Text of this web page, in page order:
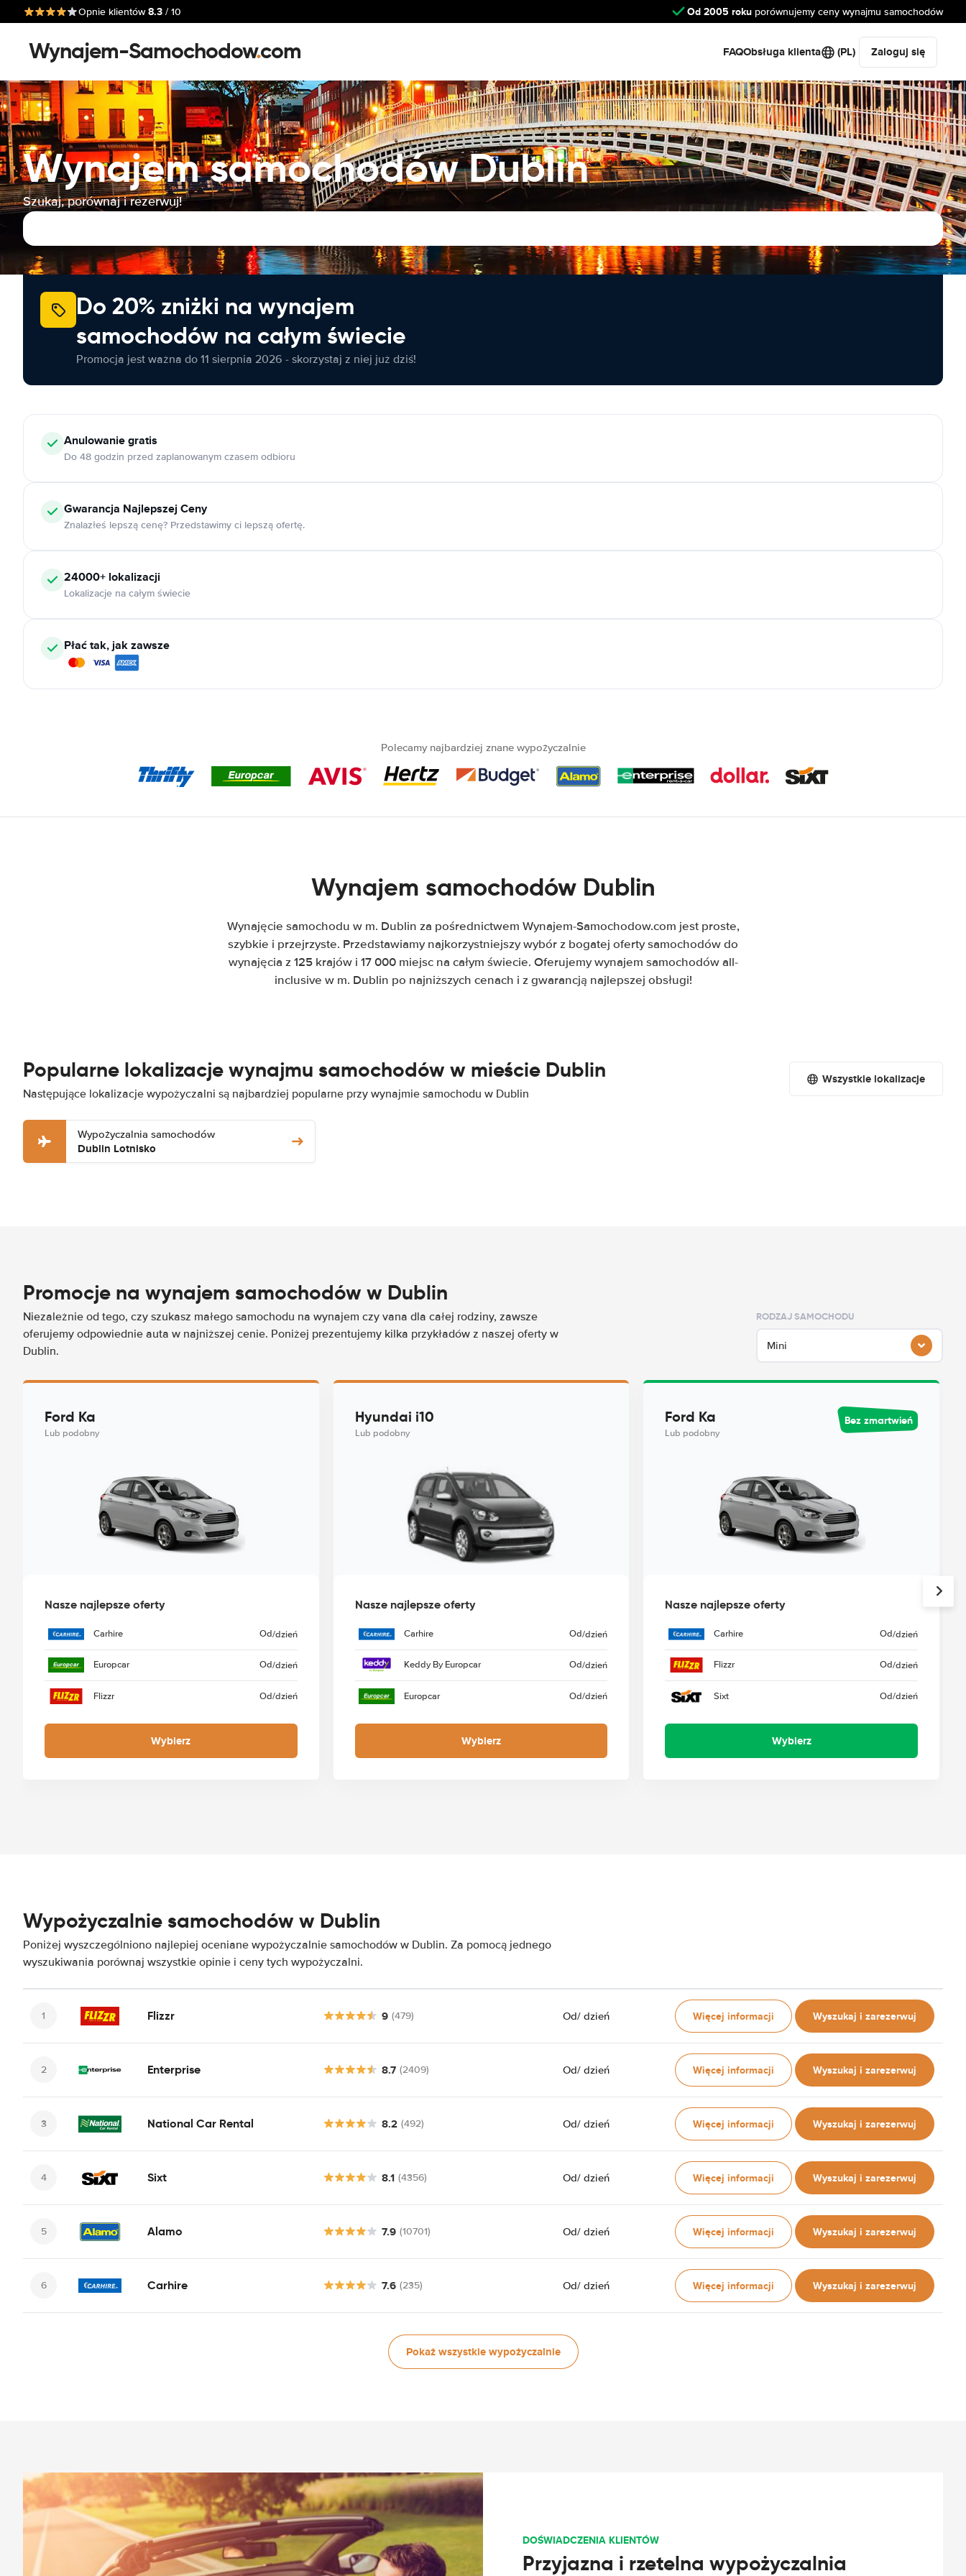
Opnie klientów8.3 / 10 Od 2005 roku porównujemy ceny wynajmu samochodów
Wynajem-Samochodow.com FAQObsługa klienta (PL) Zaloguj się
Wynajem samochodów Dublin
Szukaj, porównaj i rezerwuj!
Do 20% zniżki na wynajem
samochodów na całym świecie
Promocja jest ważna do 11 sierpnia 2026 - skorzystaj z niej już dziś!
Anulowaniegratis
Do 48 godzin przed zaplanowanym czasem odbioru
Gwarancja Najlepszej Ceny
Znalazłeś lepszą cenę? Przedstawimy ci lepszą ofertę.
24000+ lokalizacji
Lokalizacje na całym świecie
Płać tak, jak zawsze
Polecamy najbardziej znane wypożyczalnie
Wynajem samochodów Dublin
Wynajęcie samochodu w m. Dublin za pośrednictwem Wynajem-Samochodow.com jest proste,
szybkie i przejrzyste. Przedstawiamy najkorzystniejszy wybór z bogatej oferty samochodów do
wynajęcia z 125 krajów i 17 000 miejsc na całym świecie. Oferujemy wynajem samochodów all-
inclusive w m. Dublin po najniższych cenach i z gwarancją najlepszej obsługi!
Popularne lokalizacje wynajmu samochodów w mieście Dublin
Następujące lokalizacje wypożyczalni są najbardziej popularne przy wynajmie samochodu w Dublin
Wszystkie lokalizacje
Wypożyczalnia samochodów
Dublin Lotnisko
Promocje na wynajem samochodów w Dublin
Niezależnie od tego, czy szukasz małego samochodu na wynajem czy vana dla całej rodziny, zawsze
oferujemy odpowiednie auta w najniższej cenie. Poniżej prezentujemy kilka przykładów z naszej oferty w
Dublin.
RODZAJ SAMOCHODU
Mini
Ford Ka
Lub podobny
Nasze najlepsze oferty
Carhire Od/dzień
Europcar Od/dzień
Flizzr Od/dzień
Wybierz
Hyundai i10
Lub podobny
Nasze najlepsze oferty
Carhire Od/dzień
Keddy By Europcar Od/dzień
Europcar Od/dzień
Wybierz
Ford Ka
Lub podobny
Bez zmartwień
Nasze najlepsze oferty
Carhire Od/dzień
Flizzr Od/dzień
Sixt Od/dzień
Wybierz
Wypożyczalnie samochodów w Dublin
Poniżej wyszczególniono najlepiej oceniane wypożyczalnie samochodów w Dublin. Za pomocą jednego
wyszukiwania porównaj wszystkie opinie i ceny tych wypożyczalni.
Flizzr 9 (479) Od/ dzień Więcej informacji Wyszukaj i zarezerwuj
Enterprise 8.7 (2409) Od/ dzień Więcej informacji Wyszukaj i zarezerwuj
National Car Rental 8.2 (492) Od/ dzień Więcej informacji Wyszukaj i zarezerwuj
Sixt 8.1 (4356) Od/ dzień Więcej informacji Wyszukaj i zarezerwuj
Alamo 7.9 (10701) Od/ dzień Więcej informacji Wyszukaj i zarezerwuj
Carhire 7.6 (235) Od/ dzień Więcej informacji Wyszukaj i zarezerwuj
Pokaż wszystkie wypożyczalnie
DOŚWIADCZENIA KLIENTÓW
Przyjazna i rzetelna wypożyczalnia